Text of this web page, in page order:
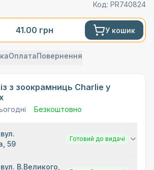
Код: PR740824
41.00 грн У кошик
ОплатаПовернення
з зоокрамниць Charlie у
Безкоштовно
59
Готовий до видачі
В.Великого,